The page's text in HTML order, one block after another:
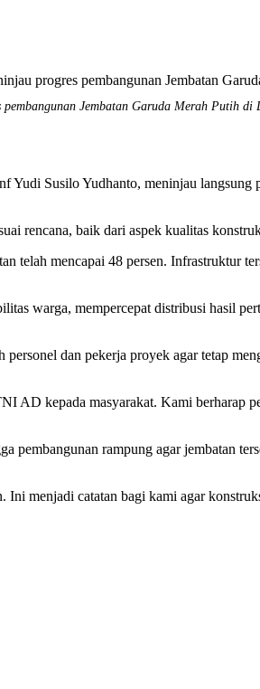
Jembatan Garuda Merah Putih di
Susilo Yudhanto, meninjau langsung
rencana, baik dari aspek kualitas
telah mencapai 48 persen. Infrastruktur
warga, mempercepat distribusi hasil
dan pekerja proyek agar tetap
AD kepada masyarakat. Kami berharap
pembangunan rampung agar jembatan
menjadi catatan bagi kami agar